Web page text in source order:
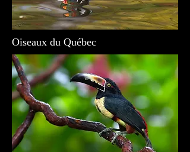
Oiseaux du Québec